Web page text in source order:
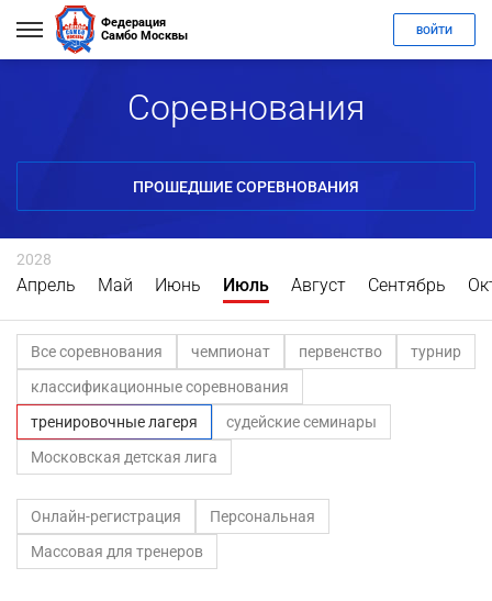
Федерация
Самбо Москвы
ВОЙТИ
Соревнования
ПРОШЕДШИЕ СОРЕВНОВАНИЯ
2028
Апрель Май Июнь Июль Август Сентябрь
Все соревнования чемпионат первенство
турнир
классификационные соревнования
тренировочные лагеря
судейские семинары
Московская детская лига
Онлайн-регистрация
Персональная
Массовая для тренеров